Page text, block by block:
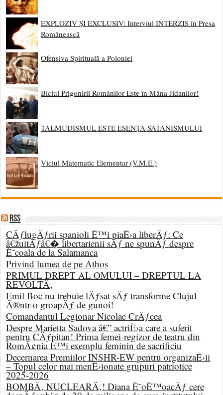
EXPLOZIV ȘI EXCLUSIV: Interviul INTERZIS în Presa
Românească
Ofensiva Spirituală a Poloniei
Biciul Prigonirii Românilor Este în Mâna Jidanilor!
TALMUDISMUL ESTE ESENȚA SATANISMULUI
Viciul Matematic Elementar (V.M.E.)
RSS
CÄƒlugÄƒrii spanioli È™i piaÈ›a liberÄƒ: Ce
â€žuitÄƒâ€� libertarienii sÄƒ ne spunÄƒ despre
È˜coala de la Salamanca
Privind lumea de pe Athos
PRIMUL DREPT AL OMULUI – DREPTUL LA
REVOLTÄ‚
Emil Boc nu trebuie lÄƒsat sÄƒ transforme Clujul
Ã®ntr-o groapÄƒ de gunoi!
Comandantul Legionar Nicolae CrÄƒcea
Despre Marietta Sadova â€” actriÈ›a care a suferit
pentru CÄƒpitan! Prima femei-regizor de teatru din
RomÃ¢nia È™i exemplu feminin de sacrificiu
Decernarea Premiilor INSHR-EW pentru organizaÈ›ii
– Topul celor mai menÈ›ionate grupuri patriotice
2025-2026
BOMBÄ‚ NUCLEARÄ‚! Diana È˜oÈ™oacÄƒ cere